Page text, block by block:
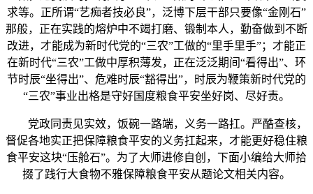
求等。正所谓“艺痴者技必良”，泛博下层干部只要像“金刚石”
那般，正在实践的熔炉中不竭打磨、锻制本人，勤奋做到不断
改进，才能成为新时代党的“三农”工做的“里手里手”；才能正
在新时代“三农”工做中厚积薄发，正在泛泛期间“看得出”、环
节时辰“坐得出”、危难时辰“豁得出”，时辰为鞭策新时代党的
“三农”事业出格是守好国度粮食平安坐好岗、尽好责。
党政同责见实效，饭碗一路端，义务一路扛。严酷查核，
督促各地实正把保障粮食平安的义务扛起来，才能更好稳住粮
食平安这块“压舱石”。为了大师进修自创，下面小编给大师拾
掇了践行大食物不雅保障粮食平安从题论文相关内容。